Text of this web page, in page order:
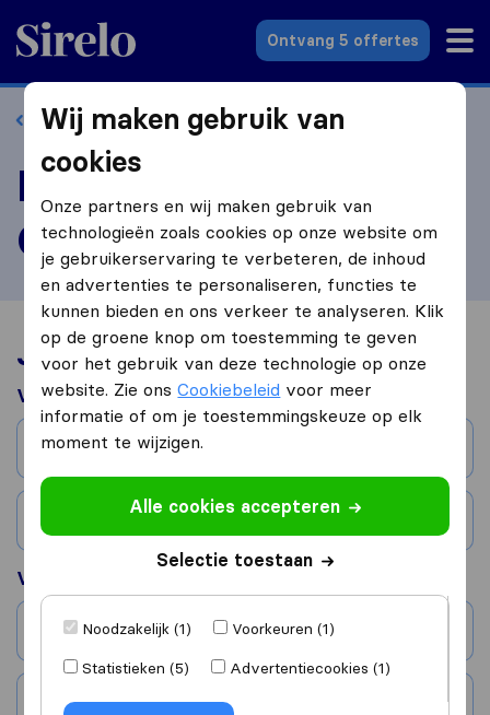
Sirelo.nl
Ontvang 5 offertes
Terug naar profiel
Beoordeel Direct
Opgeruimd
Jouw verhuiservaring
Verhuisd van
Stad
Verhuisd naar
Stad
Land
Wij maken gebruik van
cookies
Onze partners en wij maken gebruik van
technologieën zoals cookies op onze website om
je gebruikerservaring te verbeteren, de inhoud
en advertenties te personaliseren, functies te
kunnen bieden en ons verkeer te analyseren. Klik
op de groene knop om toestemming te geven
voor het gebruik van deze technologie op onze
website. Zie onsCookiebeleid voor meer
informatie of om je toestemmingskeuze op elk
moment te wijzigen.
Alle cookies accepteren
Selectie toestaan
Noodzakelijk (1)
Voorkeuren (1)
Statistieken (5)
Advertentiecookies (1)